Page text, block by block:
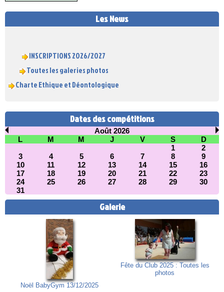
Les News
INSCRIPTIONS 2026/2027
Toutes les galeries photos
Charte Ethique et Déontologique
Dates des compétitions
Août 2026
L
M M J V S
D
1
2
3
4 5 6 7 8
9
10
11 12 13 14 15
16
17
18 19 20 21 22
23
24
25 26 27 28 29
30
31
Galerie
Noël BabyGym 13/12/2025
Fête du Club 2025 : Toutes les
photos